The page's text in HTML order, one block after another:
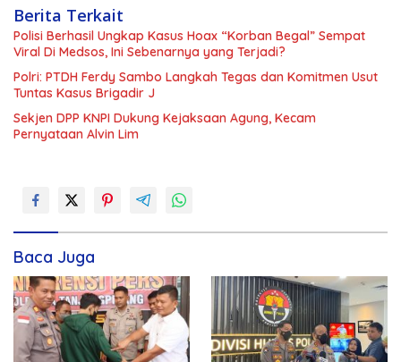
Berita Terkait
Polisi Berhasil Ungkap Kasus Hoax “Korban Begal” Sempat
Viral Di Medsos, Ini Sebenarnya yang Terjadi?
Polri: PTDH Ferdy Sambo Langkah Tegas dan Komitmen Usut
Tuntas Kasus Brigadir J
Sekjen DPP KNPI Dukung Kejaksaan Agung, Kecam
Pernyataan Alvin Lim
Baca Juga